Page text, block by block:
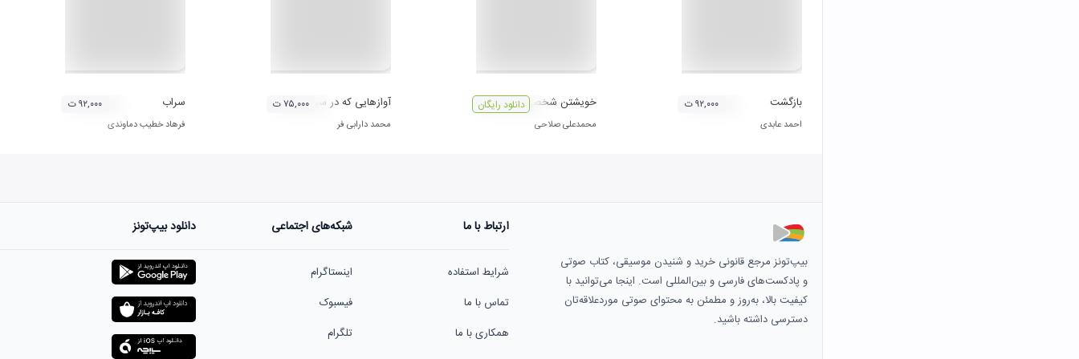
بازگشت
احمد عابدی
۹۲,۰۰۰ ت خویشتن شخصی (مینیاتورها)
محمدعلی صلاحی
دانلود رایگان آوازهایی که در سینه دارم
محمد دارابی فر
۷۵,۰۰۰ ت سراب
فرهاد خطیب دماوندی
۹۲,۰۰۰ ت
بیپ‌تونز مرجع قانونی خرید و شنیدن موسیقی، کتاب صوتی
و پادکست‌های فارسی و بین‌المللی است. اینجا می‌توانید با
کیفیت بالا، به‌روز و مطمئن به محتوای صوتی موردعلاقه‌تان
دسترسی داشته باشید.
ارتباط با ما
شرایط استفاده
تماس با ما
همکاری با ما
شبکه‌های اجتماعی
اینستاگرام
فیسبوک
تلگرام
دانلود بیپ‌تونز